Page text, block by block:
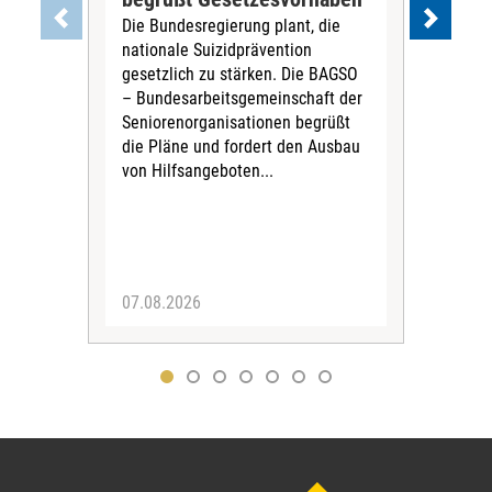
Die Bundesregierung plant, die
nationale Suizidprävention
gesetzlich zu stärken. Die BAGSO
– Bundesarbeitsgemeinschaft der
Seniorenorganisationen begrüßt
die Pläne und fordert den Ausbau
von Hilfsangeboten...
07.08.2026